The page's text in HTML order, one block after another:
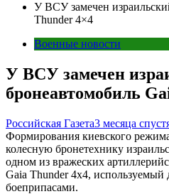
У ВСУ замечен
Thunder 4×4
Военные новости
У ВСУ замечен
бронеавтомобиль
Российская Газета3 месяца
Формирования киевского
колесную бронетехнику
одном из вражеских
Gaia Thunder 4x4, используемый
боеприпасами.